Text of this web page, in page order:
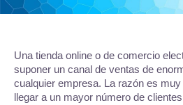
Una tienda online o de comercio
suponer un canal de ventas de
cualquier empresa. La razón es
llegar a un mayor número de